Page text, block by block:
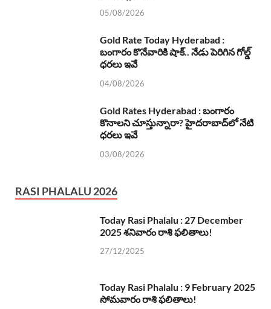
05/08/2026
Gold Rate Today Hyderabad :
బంగారం కొనేవారికి షాక్.. నేడు పెరిగిన గోల్డ్
ధరలు ఇవే
04/08/2026
Gold Rates Hyderabad : బంగారం
కొనాలని చూస్తున్నారా? హైదరాబాద్‌లో నేటి
ధరలు ఇవే
03/08/2026
RASI PHALALU 2026
Today Rasi Phalalu : 27 December
2025 శనివారం రాశి ఫలితాలు!
27/12/2025
Today Rasi Phalalu : 9 February 2025
సోమవారం రాశి ఫలితాలు!